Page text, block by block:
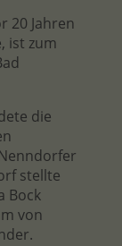
20 Jahren
ist zum
die
stellte
Bock
von